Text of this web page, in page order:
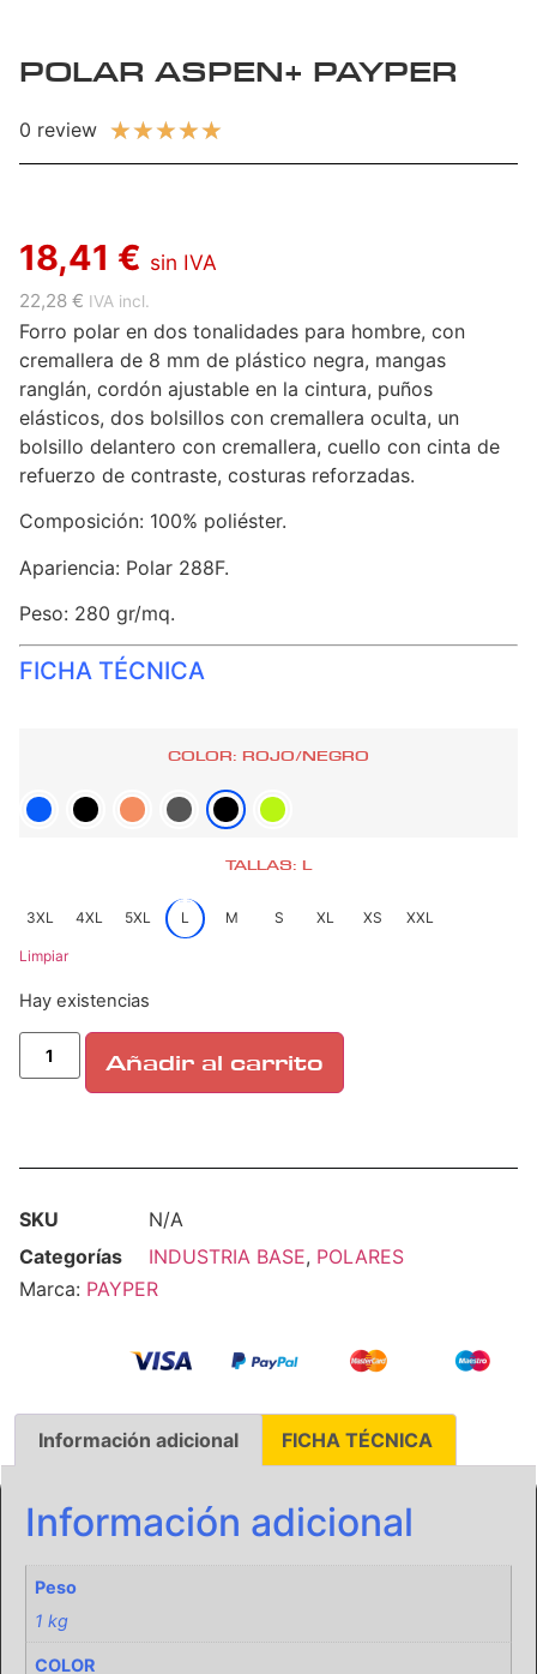
POLAR ASPEN+ PAYPER
0 review ★★★★★
18,41 € sin IVA
22,28 € IVA incl.
Forro polar en dos tonalidades para hombre, con
cremallera de 8 mm de plástico negra, mangas
ranglán, cordón ajustable en la cintura, puños
elásticos, dos bolsillos con cremallera oculta, un
bolsillo delantero con cremallera, cuello con cinta de
refuerzo de contraste, costuras reforzadas.
Composición: 100% poliéster.
Apariencia: Polar 288F.
Peso: 280 gr/mq.
FICHA TÉCNICA
COLOR: ROJO/NEGRO
TALLAS: L
3XL 4XL 5XL L M S XL XS XXL
Limpiar
Hay existencias
Añadir al carrito
SKU
N/A
Categorías
INDUSTRIA BASE, POLARES
Marca: PAYPER
Información adicional FICHA TÉCNICA
Información adicional
Peso
1 kg
COLOR